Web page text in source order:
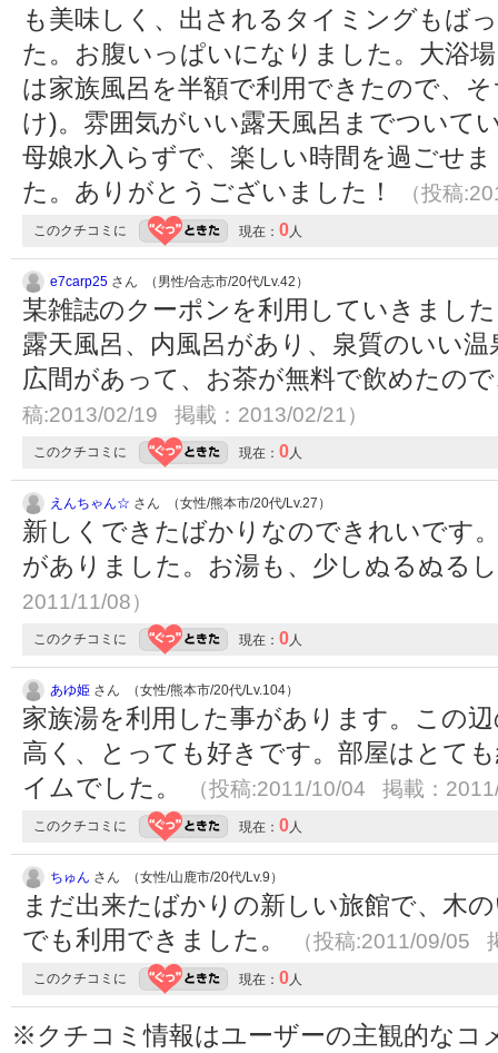
も美味しく、出されるタイミングもば
た。お腹いっぱいになりました。大浴
は家族風呂を半額で利用できたので、
け)。雰囲気がいい露天風呂までついて
母娘水入らずで、楽しい時間を過ごせ
た。ありがとうございました！
（投稿
このクチコミに 現在： 0 人
e7carp25 さん （男性/合志市/20代/Lv.42）
某雑誌のクーポンを利用していきまし
露天風呂、内風呂があり、泉質のいい
広間があって、お茶が無料で飲めたの
稿:2013/02/19 掲載：2013/02/21）
このクチコミに 現在： 0 人
えんちゃん☆ さん （女性/熊本市/20代/Lv.27）
新しくできたばかりなのできれいです
がありました。お湯も、少しぬるぬる
2011/11/08）
このクチコミに 現在： 0 人
あゆ姫 さん （女性/熊本市/20代/Lv.104）
家族湯を利用した事があります。この
高く、とっても好きです。部屋はとて
イムでした。
（投稿:2011/10/04 掲載：
このクチコミに 現在： 0 人
ちゅん さん （女性/山鹿市/20代/Lv.9）
まだ出来たばかりの新しい旅館で、木
でも利用できました。
（投稿:2011/09/05
このクチコミに 現在： 0 人
※クチコミ情報はユーザーの主観的なコ